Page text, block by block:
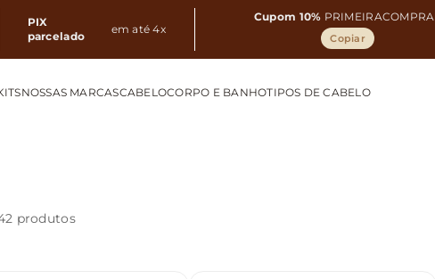
PIX
parcelado
em até 4x
Cupom 10% PRIMEIRACOMPRA
Copiar
NOSSAS MARCASCABELOCORPO E BANHOTIPOS DE CABELO
produtos